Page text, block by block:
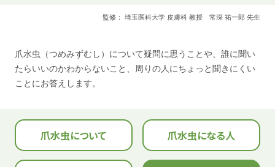
監修： 埼玉医科大学 皮膚科 教授 常深 祐一郎 先生
爪水虫（つめみずむし）について疑問に思うことや、誰に聞い
たらいいのかわからないこと、周りの人にちょっと聞きにくい
ことにお答えします。
爪水虫について 爪水虫になる人